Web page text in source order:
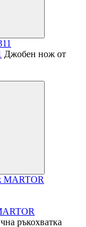
Джобен нож от
ръкохватка